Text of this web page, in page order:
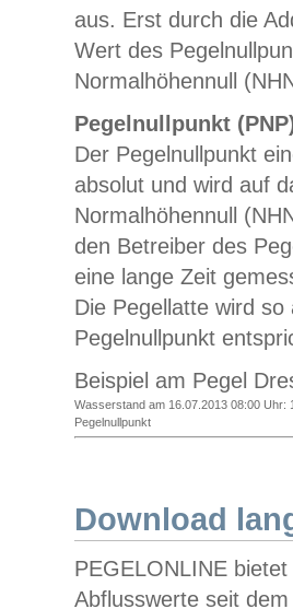
aus. Erst durch die
Wert des
Normalhöhennull
Pegelnullpunkt
Der Pegelnullpunkt
absolut und wird auf
Normalhöhennull
den Betreiber des
eine lange Zeit
Die Pegellatte wird
Pegelnullpunkt
Beispiel am Pegel
Wasserstand am 16.07.2013 08:00 Uhr:
Pegelnullpunkt
Download
PEGELONLINE
Abflusswerte seit